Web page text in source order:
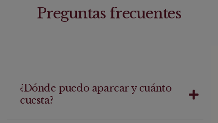
Preguntas frecuentes
¿Dónde puedo aparcar y cuánto
cuesta?